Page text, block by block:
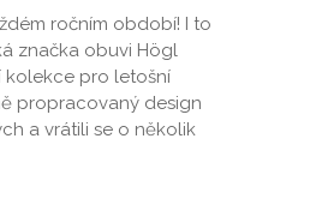
ročním období! I to
značka obuvi Högl
kolekce pro letošní
propracovaný design
a vrátili se o několik